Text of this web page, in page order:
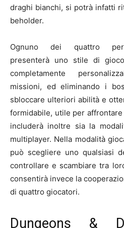
draghi bianchi, si potrà infatti
beholder.
Ognuno dei quattro
presenterà uno stile di
completamente
missioni, ed eliminando i
sbloccare ulteriori abilità e
formidabile, utile per
includerà inoltre sia la
multiplayer. Nella modalità
può scegliere uno qualsiasi
controllare e scambiare tra
consentirà invece la
di quattro giocatori.
Dungeons &